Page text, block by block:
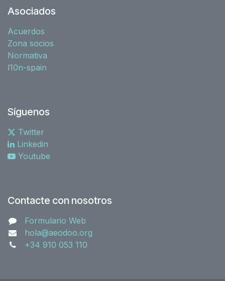
Asociados
Acuerdos
Zona socios
Normativa
l10n-spain
Síguenos
Twitter
Linkedin
Youtube
Contacte con nosotros
Formulario Web
hola@aeodoo.org
+34 910 053 110